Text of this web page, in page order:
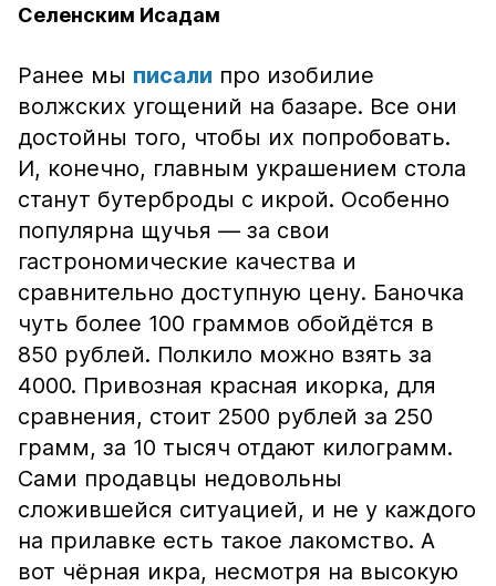
Селенским Исадам
Ранее мы писали про изобилие
волжских угощений на базаре. Все они
достойны того, чтобы их попробовать.
И, конечно, главным украшением стола
станут бутерброды с икрой. Особенно
популярна щучья — за свои
гастрономические качества и
сравнительно доступную цену. Баночка
чуть более 100 граммов обойдётся в
850 рублей. Полкило можно взять за
4000. Привозная красная икорка, для
сравнения, стоит 2500 рублей за 250
грамм, за 10 тысяч отдают килограмм.
Сами продавцы недовольны
сложившейся ситуацией, и не у каждого
на прилавке есть такое лакомство. А
вот чёрная икра, несмотря на высокую